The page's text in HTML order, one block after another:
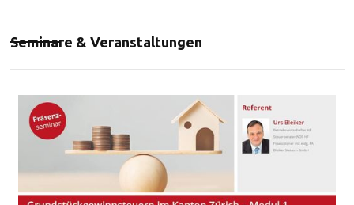
Seminare & Veranstaltungen